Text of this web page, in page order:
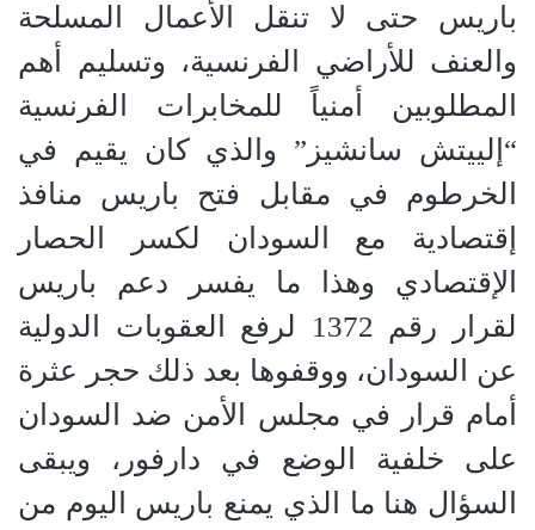
باريس حتى لا تنقل الأعمال المسلحة
والعنف للأراضي الفرنسية، وتسليم أهم
المطلوبين أمنياً للمخابرات الفرنسية
“إلييتش سانشيز” والذي كان يقيم في
الخرطوم في مقابل فتح باريس منافذ
إقتصادية مع السودان لكسر الحصار
الإقتصادي وهذا ما يفسر دعم باريس
لقرار رقم 1372 لرفع العقوبات الدولية
عن السودان، ووقفوها بعد ذلك حجر عثرة
أمام قرار في مجلس الأمن ضد السودان
على خلفية الوضع في دارفور، ويبقى
السؤال هنا ما الذي يمنع باريس اليوم من